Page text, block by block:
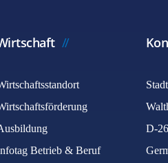
Betrieb & Beruf
D-